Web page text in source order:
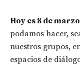
Hoy es 8 de
podamos hacer,
nuestros grupos,
espacios de